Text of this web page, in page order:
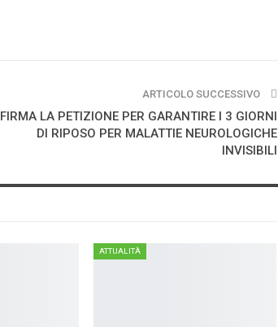
ARTICOLO SUCCESSIVO
FIRMA LA PETIZIONE PER GARANTIRE I 3 GIORNI
DI RIPOSO PER MALATTIE NEUROLOGICHE
INVISIBILI
ATTUALITÀ